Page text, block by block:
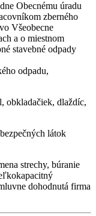
Obecnému úradu
zberného
Všeobecne
a o miestnom
stavebné odpady
odpadu,
obkladačiek, dlaždíc,
látok
strechy, búranie
dohodnutá firma